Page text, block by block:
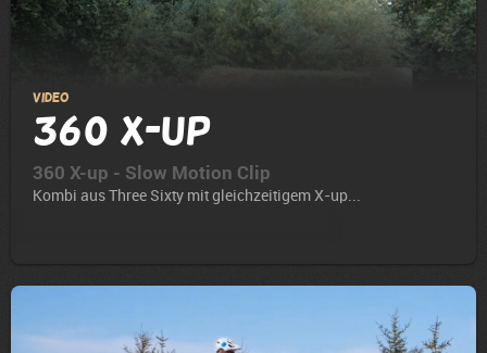
Video
360 X-up
360 X-up - Slow Motion Clip
Kombi aus Three Sixty mit gleichzeitigem X-up...